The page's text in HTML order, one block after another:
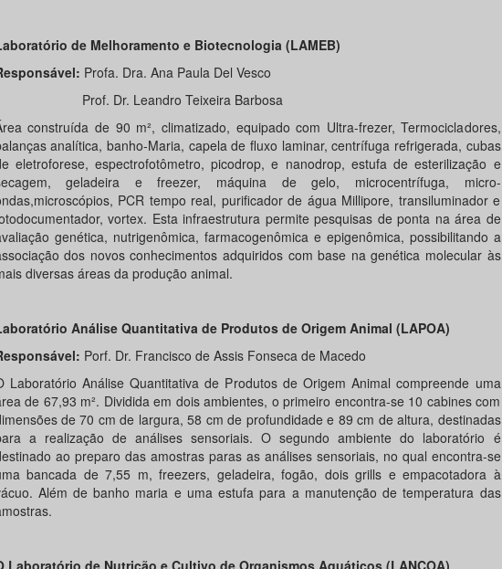
de Melhoramento e Biotecnologia (LAMEB)
Profa. Dra. Ana Paula Del Vesco
Prof. Dr. Leandro Teixeira Barbosa
construída de 90 m², climatizado, equipado com Ultra-frezer, Termocicladores,
analítica, banho-Maria, capela de fluxo laminar, centrífuga refrigerada, cubas
eletroforese, espectrofotômetro, picodrop, e nanodrop, estufa de esterilização e
geladeira e freezer, máquina de gelo, microcentrífuga, micro-
PCR tempo real, purificador de água Millipore, transiluminador e
vortex. Esta infraestrutura permite pesquisas de ponta na área de
genética, nutrigenômica, farmacogenômica e epigenômica, possibilitando a
dos novos conhecimentos adquiridos com base na genética molecular às
diversas áreas da produção animal.
Análise Quantitativa de Produtos de Origem Animal (LAPOA)
Porf. Dr. Francisco de Assis Fonseca de Macedo
Laboratório Análise Quantitativa de Produtos de Origem Animal compreende uma
de 67,93 m². Dividida em dois ambientes, o primeiro encontra-se 10 cabines com
de 70 cm de largura, 58 cm de profundidade e 89 cm de altura, destinadas
a realização de análises sensoriais. O segundo ambiente do laboratório é
ao preparo das amostras paras as análises sensoriais, no qual encontra-se
bancada de 7,55 m, freezers, geladeira, fogão, dois grills e empacotadora à
Além de banho maria e uma estufa para a manutenção de temperatura das
Laboratório de Nutrição e Cultivo de Organismos Aquáticos (LANCOA)